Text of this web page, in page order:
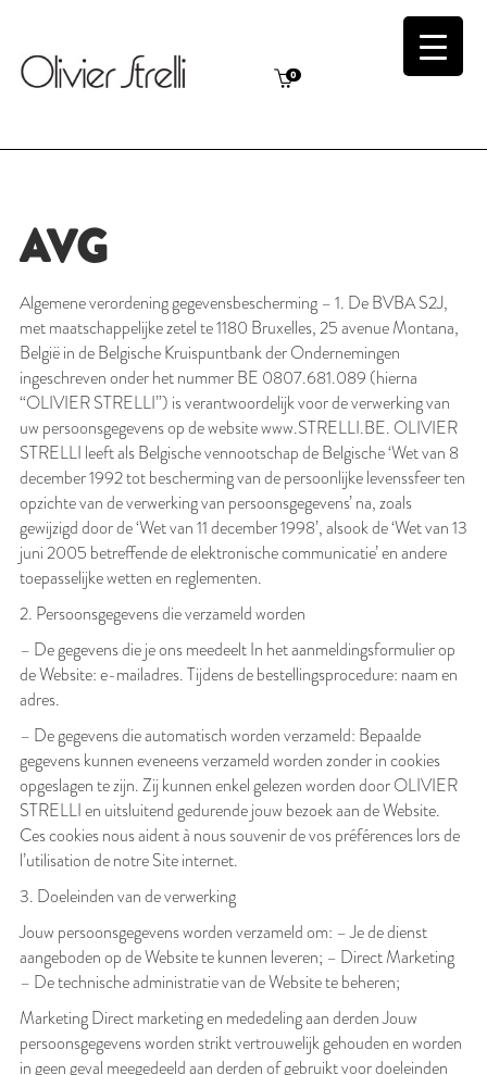
0
AVG
Algemene verordening gegevensbescherming – 1. De BVBA S2J,
met maatschappelijke zetel te 1180 Bruxelles, 25 avenue Montana,
België in de Belgische Kruispuntbank der Ondernemingen
ingeschreven onder het nummer BE 0807.681.089 (hierna
“OLIVIER STRELLI”) is verantwoordelijk voor de verwerking van
uw persoonsgegevens op de website www.STRELLI.BE. OLIVIER
STRELLI leeft als Belgische vennootschap de Belgische ‘Wet van 8
december 1992 tot bescherming van de persoonlijke levenssfeer ten
opzichte van de verwerking van persoonsgegevens’ na, zoals
gewijzigd door de ‘Wet van 11 december 1998’, alsook de ‘Wet van 13
juni 2005 betreffende de elektronische communicatie’ en andere
toepasselijke wetten en reglementen.
2. Persoonsgegevens die verzameld worden
– De gegevens die je ons meedeelt In het aanmeldingsformulier op
de Website: e-mailadres. Tijdens de bestellingsprocedure: naam en
adres.
– De gegevens die automatisch worden verzameld: Bepaalde
gegevens kunnen eveneens verzameld worden zonder in cookies
opgeslagen te zijn. Zij kunnen enkel gelezen worden door OLIVIER
STRELLI en uitsluitend gedurende jouw bezoek aan de Website.
Ces cookies nous aident à nous souvenir de vos préférences lors de
l’utilisation de notre Site internet.
3. Doeleinden van de verwerking
Jouw persoonsgegevens worden verzameld om: – Je de dienst
aangeboden op de Website te kunnen leveren; – Direct Marketing
– De technische administratie van de Website te beheren;
Marketing Direct marketing en mededeling aan derden Jouw
persoonsgegevens worden strikt vertrouwelijk gehouden en worden
in geen geval meegedeeld aan derden of gebruikt voor doeleinden